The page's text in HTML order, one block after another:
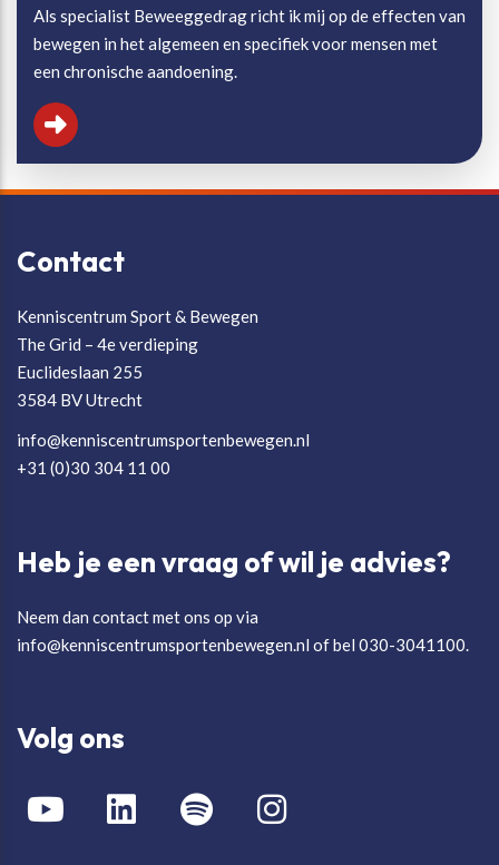
Als specialist Beweeggedrag richt ik mij op de effecten van
bewegen in het algemeen en specifiek voor mensen met
een chronische aandoening.
Contact
Kenniscentrum Sport & Bewegen
The Grid – 4e verdieping
Euclideslaan 255
3584 BV Utrecht
info@kenniscentrumsportenbewegen.nl
+31 (0)30 304 11 00
Heb je een vraag of wil je advies?
Neem dan contact met ons op via
info@kenniscentrumsportenbewegen.nl of bel 030-3041100.
Volg ons